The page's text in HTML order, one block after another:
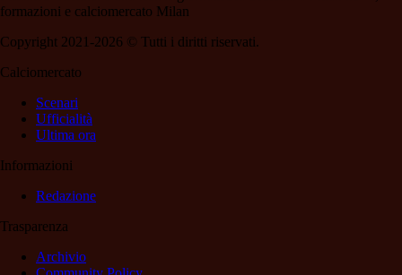
formazioni e calciomercato Milan
Copyright 2021-2026 © Tutti i diritti riservati.
Calciomercato
Scenari
Ufficialità
Ultima ora
Informazioni
Redazione
Trasparenza
Archivio